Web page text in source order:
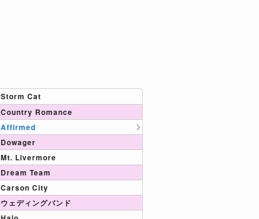
Storm Cat
Country Romance
Affirmed
Dowager
Mt. Livermore
Dream Team
Carson City
ウェディングバンド